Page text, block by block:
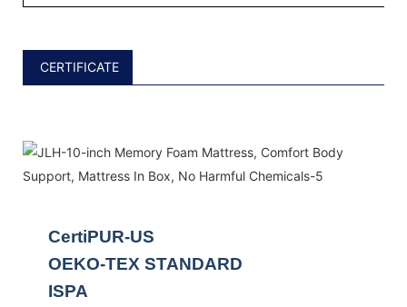
CERTIFICATE
CertiPUR-US
OEKO-TEX STANDARD
ISPA